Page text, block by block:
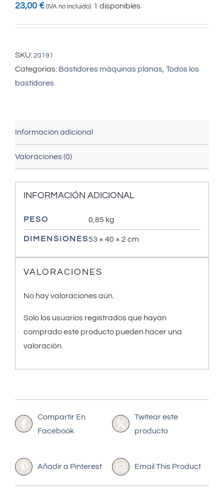
23,00 € (IVA no incluido) 1 disponibles
SKU: 20191
Categorías: Bastidores máquinas planas Todos los
bastidores
Información adicional
Valoraciones (0)
INFORMACIÓN ADICIONAL
PESO 0,85 kg
DIMENSIONES53 × 40 × 2 cm
VALORACIONES
No hay valoraciones aún.
Solo los usuarios registrados que hayan
comprado este producto pueden hacer una
valoración.
Compartir En
Facebook
Twitear este
producto
Añadir a Pinterest Email This Product